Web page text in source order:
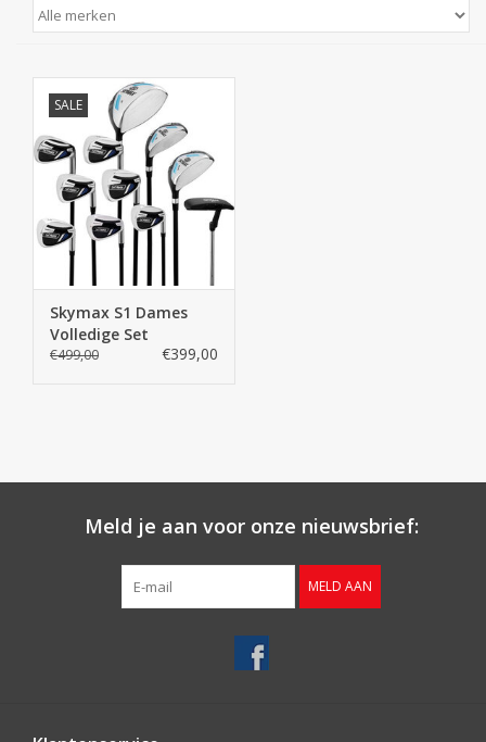
SALE
Skymax S1 Dames
Volledige Set
€499,00 €399,00
Meld je aan voor onze nieuwsbrief:
MELD AAN